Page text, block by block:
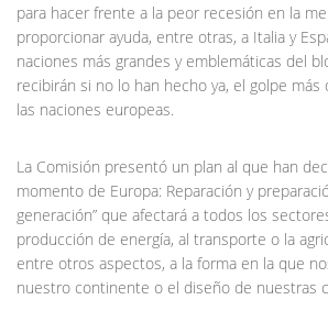
para hacer frente a la peor recesión en la
proporcionar ayuda, entre otras, a Italia y
naciones más grandes y emblemáticas del
recibirán si no lo han hecho ya, el golpe
las naciones europeas.
La Comisión presentó un plan al que han
momento de Europa: Reparación y
generación” que afectará a todos los
producción de energía, al transporte o la
entre otros aspectos, a la forma en la que
nuestro continente o el diseño de nuestras